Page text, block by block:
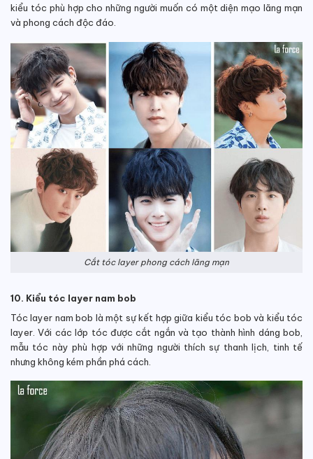
kiểu tóc phù hợp cho những người muốn có một diện mạo lãng mạn
và phong cách độc đáo.
Cắt tóc layer phong cách lãng mạn
10. Kiểu tóc layer nam bob
Tóc layer nam bob là một sự kết hợp giữa kiểu tóc bob và kiểu tóc
layer. Với các lớp tóc được cắt ngắn và tạo thành hình dáng bob,
mẫu tóc này phù hợp với những người thích sự thanh lịch, tinh tế
nhưng không kém phần phá cách.